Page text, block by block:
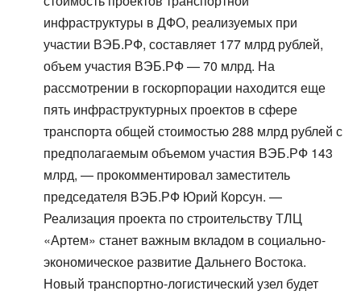
инфраструктуры в ДФО, реализуемых при
участии ВЭБ.РФ, составляет 177 млрд рублей,
объем участия ВЭБ.РФ — 70 млрд. На
рассмотрении в госкорпорации находится еще
пять инфраструктурных проектов в сфере
транспорта общей стоимостью 288 млрд рублей с
предполагаемым объемом участия ВЭБ.РФ 143
млрд, — прокомментировал заместитель
председателя ВЭБ.РФ Юрий Корсун. —
Реализация проекта по строительству ТЛЦ
«Артем» станет важным вкладом в социально-
экономическое развитие Дальнего Востока.
Новый транспортно-логистический узел будет